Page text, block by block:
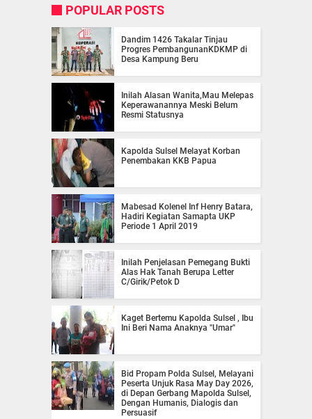
POPULAR POSTS
Dandim 1426 Takalar Tinjau
Progres PembangunanKDKMP di
Desa Kampung Beru
Inilah Alasan Wanita,Mau Melepas
Keperawanannya Meski Belum
Resmi Statusnya
Kapolda Sulsel Melayat Korban
Penembakan KKB Papua
Mabesad Kolenel Inf Henry Batara,
Hadiri Kegiatan Samapta UKP
Periode 1 April 2019
Inilah Penjelasan Pemegang Bukti
Alas Hak Tanah Berupa Letter
C/Girik/Petok D
Kaget Bertemu Kapolda Sulsel , Ibu
Ini Beri Nama Anaknya "Umar"
Bid Propam Polda Sulsel, Melayani
Peserta Unjuk Rasa May Day 2026,
di Depan Gerbang Mapolda Sulsel,
Dengan Humanis, Dialogis dan
Persuasif